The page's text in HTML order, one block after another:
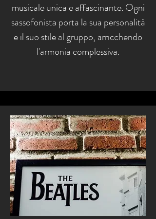
musicale unica e affascinante. Ogni
sassofonista porta la sua personalità
e il suo stile al gruppo, arricchendo
l'armonia complessiva.